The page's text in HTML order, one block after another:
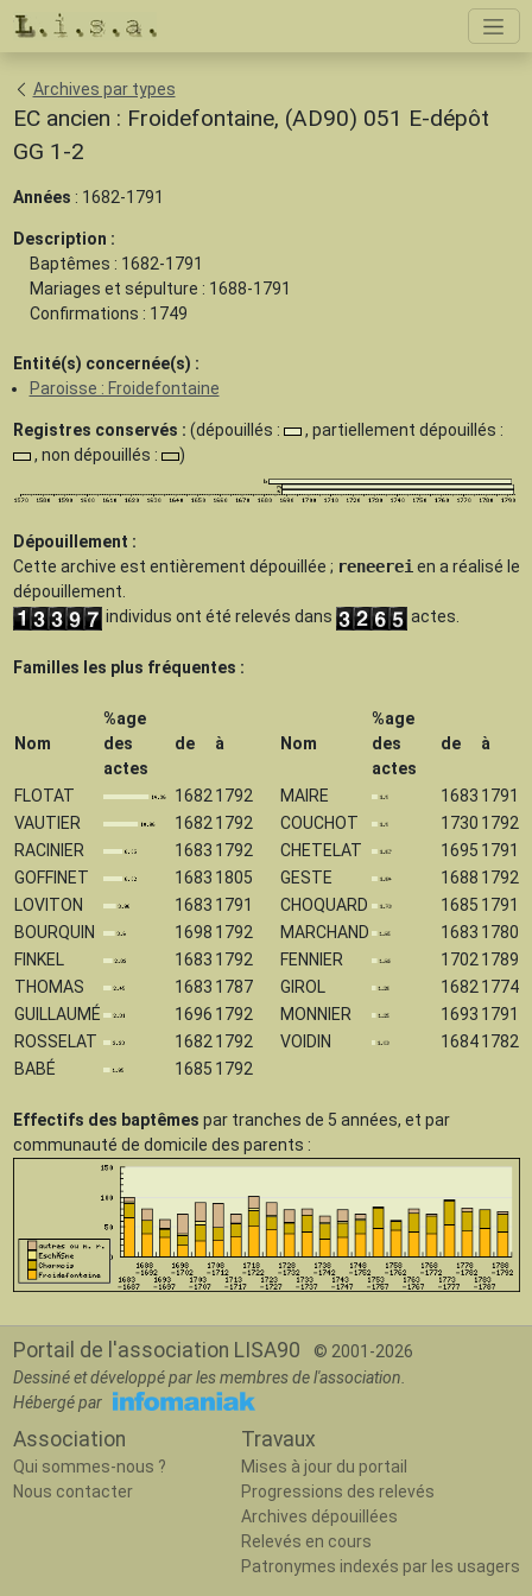
Archives par types
EC ancien : Froidefontaine, (AD90) 051 E-dépôt
GG 1-2
Années : 1682-1791
Description :
Baptêmes : 1682-1791
Mariages et sépulture : 1688-1791
Confirmations : 1749
Entité(s) concernée(s) :
Paroisse : Froidefontaine
Registres conservés : (dépouillés :
, partiellement dépouillés :
, non dépouillés :
)
Dépouillement :
Cette archive est entièrement dépouillée ; reneereien a réalisé le
dépouillement.
individus ont été relevés dans
actes.
Familles les plus fréquentes :
Nom
%age
des
actes
de à
FLOTAT 1682 1792
VAUTIER
1682 1792
RACINIER
1683 1792
GOFFINET
1683 1805
LOVITON
1683 1791
BOURQUIN
1698 1792
FINKEL
1683 1792
THOMAS
1683 1787
GUILLAUMÉ
1696 1792
ROSSELAT
1682 1792
BABÉ
1685 1792
Nom
%age
des
actes
de à
MAIRE 1683 1791
COUCHOT
1730 1792
CHETELAT
1695 1791
GESTE
1688 1792
CHOQUARD
1685 1791
MARCHAND
1683 1780
FENNIER
1702 1789
GIROL
1682 1774
MONNIER
1693 1791
VOIDIN
1684 1782
Effectifs des baptêmes par tranches de 5 années, et par
communauté de domicile des parents :
Portail de l'association LISA90
© 2001-2026
Dessiné et développé par les membres de l'association.
Hébergé par
Association
Qui sommes-nous ?
Nous contacter
Travaux
Mises à jour du portail
Progressions des relevés
Archives dépouillées
Relevés en cours
Patronymes indexés par les usagers